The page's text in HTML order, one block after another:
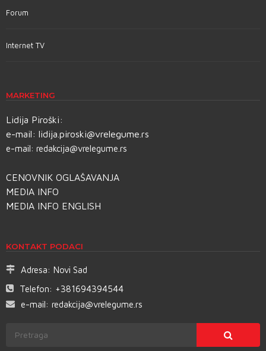
Forum
Internet TV
MARKETING
Lidija Piroški:
e-mail: lidija.piroski@vrelegume.rs
e-mail: redakcija@vrelegume.rs
CENOVNIK OGLAŠAVANJA
MEDIA INFO
MEDIA INFO ENGLISH
KONTAKT PODACI
Adresa: Novi Sad
Telefon: +381694394544
e-mail: redakcija@vrelegume.rs